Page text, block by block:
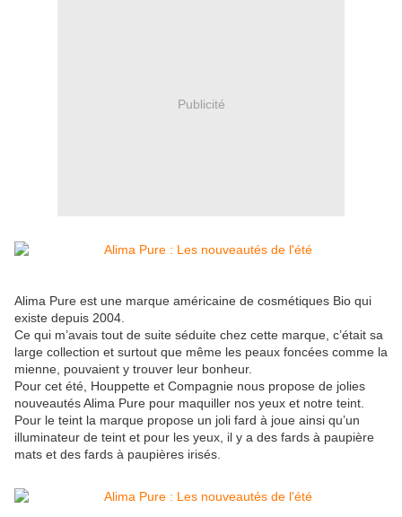
Publicité
Alima Pure est une marque américaine de cosmétiques Bio qui
existe depuis 2004.
Ce qui m’avais tout de suite séduite chez cette marque, c’était sa
large collection et surtout que même les peaux foncées comme la
mienne, pouvaient y trouver leur bonheur.
Pour cet été, Houppette et Compagnie nous propose de jolies
nouveautés Alima Pure pour maquiller nos yeux et notre teint.
Pour le teint la marque propose un joli fard à joue ainsi qu’un
illuminateur de teint et pour les yeux, il y a des fards à paupière
mats et des fards à paupières irisés.